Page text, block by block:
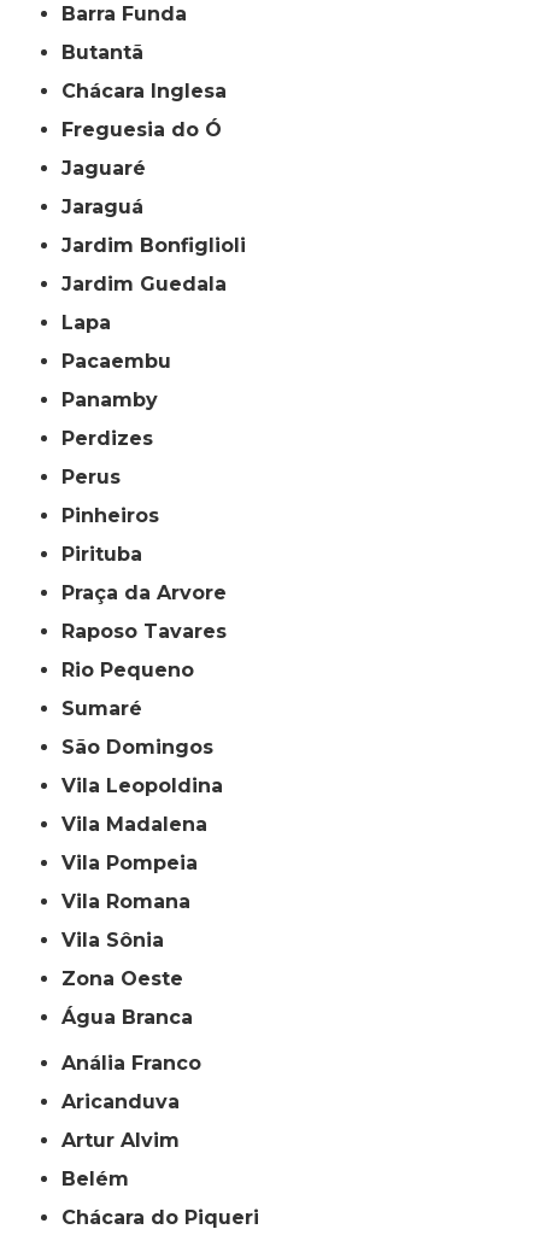
Barra Funda
Butantã
Chácara Inglesa
Freguesia do Ó
Jaguaré
Jaraguá
Jardim Bonfiglioli
Jardim Guedala
Lapa
Pacaembu
Panamby
Perdizes
Perus
Pinheiros
Pirituba
Praça da Arvore
Raposo Tavares
Rio Pequeno
Sumaré
São Domingos
Vila Leopoldina
Vila Madalena
Vila Pompeia
Vila Romana
Vila Sônia
Zona Oeste
Água Branca
Anália Franco
Aricanduva
Artur Alvim
Belém
Chácara do Piqueri